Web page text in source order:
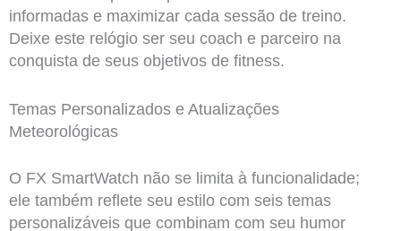
informadas e maximizar cada sessão de treino.
Deixe este relógio ser seu coach e parceiro na
conquista de seus objetivos de fitness.
Temas Personalizados e Atualizações
Meteorológicas
O FX SmartWatch não se limita à funcionalidade;
ele também reflete seu estilo com seis temas
personalizáveis que combinam com seu humor